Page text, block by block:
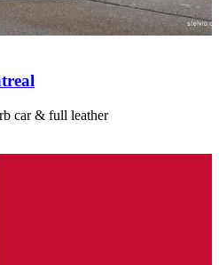
car & full leather